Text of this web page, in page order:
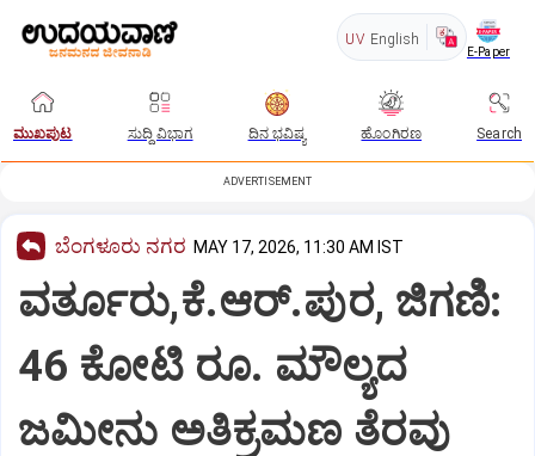
UV English
E-Paper
ಮುಖಪುಟ ಸುದ್ದಿ ವಿಭಾಗ ದಿನ ಭವಿಷ್ಯ ಹೊಂಗಿರಣ Search
ADVERTISEMENT
ಬೆಂಗಳೂರು ನಗರ MAY 17, 2026, 11:30 AM IST
ವರ್ತೂರು,ಕೆ.ಆರ್‌.ಪುರ, ಜಿಗಣಿ:
46 ಕೋಟಿ ರೂ. ಮೌಲ್ಯದ
ಜಮೀನು ಅತಿಕ್ರಮಣ ತೆರವು